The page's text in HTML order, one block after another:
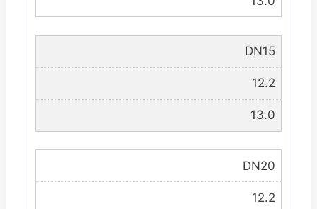
DN15
12.2
13.0
DN20
12.2